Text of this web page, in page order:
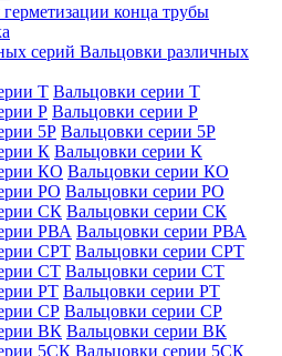
герметизации конца трубы
Вальцовки различных
Вальцовки серии Т
Вальцовки серии Р
Вальцовки серии 5Р
Вальцовки серии К
Вальцовки серии КО
Вальцовки серии РО
Вальцовки серии СК
Вальцовки серии РВА
Вальцовки серии СРТ
Вальцовки серии СТ
Вальцовки серии РТ
Вальцовки серии СР
Вальцовки серии ВК
Вальцовки серии 5СК